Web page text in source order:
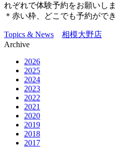
れぞれで体験予約をお願いしま
＊赤い枠、どこでも予約ができ
Topics & News
相模大野店
Archive
2026
2025
2024
2023
2022
2021
2020
2019
2018
2017